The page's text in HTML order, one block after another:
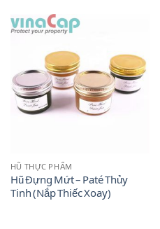
HŨ THỰC PHẨM
Hũ Đựng Mứt – Paté Thủy
Tinh (Nắp Thiếc Xoay)